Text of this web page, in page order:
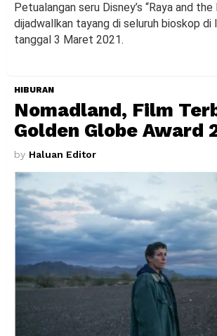
Petualangan seru Disney’s “Raya and
dijadwallkan tayang di seluruh bioskop di
tanggal 3 Maret 2021.
HIBURAN
Nomadland, Film
Golden Globe Award
by Haluan Editor